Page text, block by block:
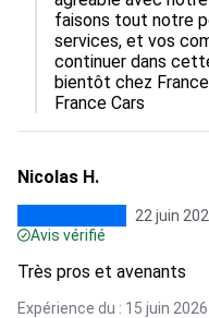
faisons tout notre
services, et vos
continuer dans
bientôt chez
France Cars
Nicolas H.
22 juin
Avis vérifié
Très pros et avenants
Expérience du : 15 juin 2026